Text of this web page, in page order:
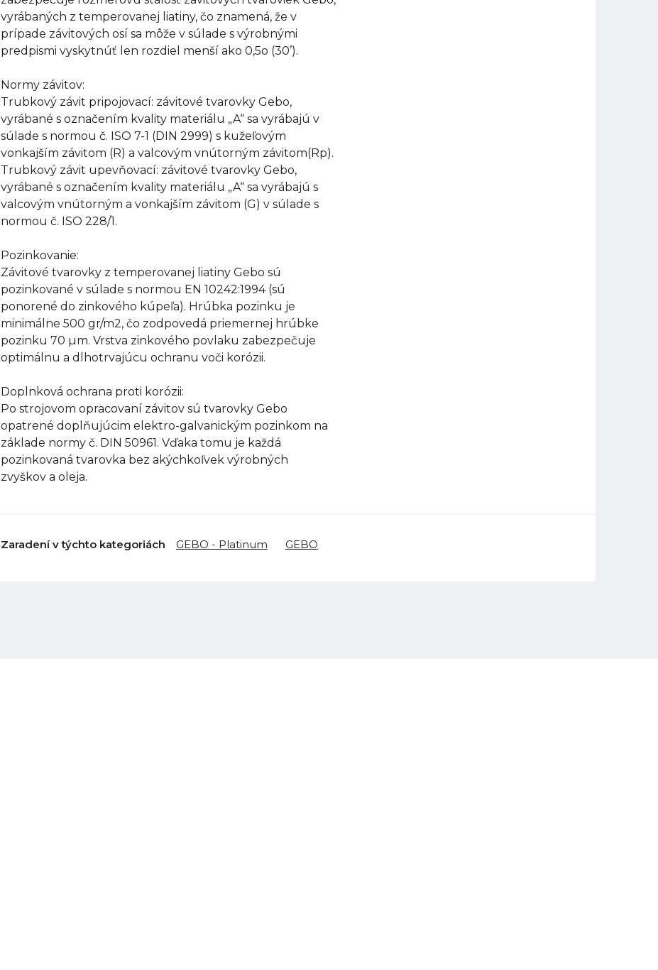
vyrábaných z temperovanej liatiny, čo znamená, že v
prípade závitových osí sa môže v súlade s výrobnými
predpismi vyskytnúť len rozdiel menší ako 0,5o (30’).
Normy závitov:
Trubkový závit pripojovací: závitové tvarovky Gebo,
vyrábané s označením kvality materiálu „A“ sa vyrábajú v
súlade s normou č. ISO 7-1 (DIN 2999) s kužeľovým
vonkajším závitom (R) a valcovým vnútorným závitom(Rp).
Trubkový závit upevňovací: závitové tvarovky Gebo,
vyrábané s označením kvality materiálu „A“ sa vyrábajú s
valcovým vnútorným a vonkajším závitom (G) v súlade s
normou č. ISO 228/1.
Pozinkovanie:
Závitové tvarovky z temperovanej liatiny Gebo sú
pozinkované v súlade s normou EN 10242:1994 (sú
ponorené do zinkového kúpeľa). Hrúbka pozinku je
minimálne 500 gr/m2, čo zodpovedá priemernej hrúbke
pozinku 70 µm. Vrstva zinkového povlaku zabezpečuje
optimálnu a dlhotrvajúcu ochranu voči korózii.
Doplnková ochrana proti korózii:
Po strojovom opracovaní závitov sú tvarovky Gebo
opatrené doplňujúcim elektro-galvanickým pozinkom na
základe normy č. DIN 50961. Vďaka tomu je každá
pozinkovaná tvarovka bez akýchkoľvek výrobných
zvyškov a oleja.
Zaradení v týchto kategoriách GEBO - Platinum GEBO